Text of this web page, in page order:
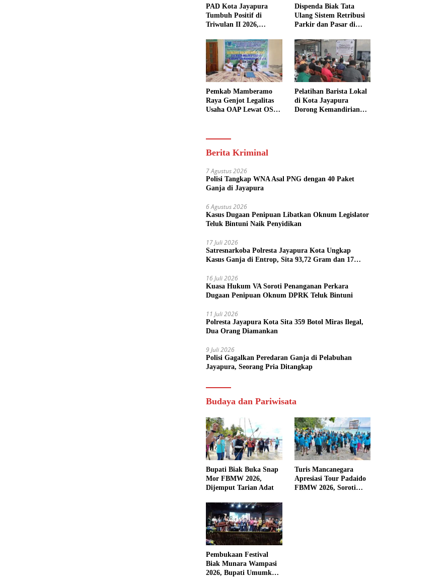
PAD Kota Jayapura
Tumbuh Positif di
Triwulan II 2026,
Target
Dispenda Biak Tata
Ulang Sistem Retribusi
Parkir dan Pasar di
Pemkab Mamberamo
Raya Genjot Legalitas
Usaha OAP Lewat OSS,
Pelatihan Barista Lokal
di Kota Jayapura
Dorong Kemandirian
Berita Kriminal
7 Agustus 2026
Polisi Tangkap WNA Asal PNG dengan 40 Paket
Ganja di Jayapura
6 Agustus 2026
Kasus Dugaan Penipuan Libatkan Oknum Legislator
Teluk Bintuni Naik Penyidikan
17 Juli 2026
Satresnarkoba Polresta Jayapura Kota Ungkap
Kasus Ganja di Entrop, Sita 93,72 Gram dan 17
16 Juli 2026
Kuasa Hukum VA Soroti Penanganan Perkara
Dugaan Penipuan Oknum DPRK Teluk Bintuni
11 Juli 2026
Polresta Jayapura Kota Sita 359 Botol Miras Ilegal,
Dua Orang Diamankan
9 Juli 2026
Polisi Gagalkan Peredaran Ganja di Pelabuhan
Jayapura, Seorang Pria Ditangkap
Budaya dan Pariwisata
Bupati Biak Buka Snap
Mor FBMW 2026,
Dijemput Tarian Adat
Turis Mancanegara
Apresiasi Tour Padaido
FBMW 2026, Soroti
Pembukaan Festival
Biak Munara Wampasi
2026, Bupati Umumkan